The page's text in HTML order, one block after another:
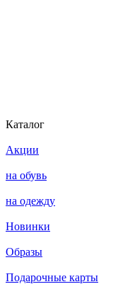
Каталог
Акции
на обувь
на одежду
Новинки
Образы
Подарочные карты